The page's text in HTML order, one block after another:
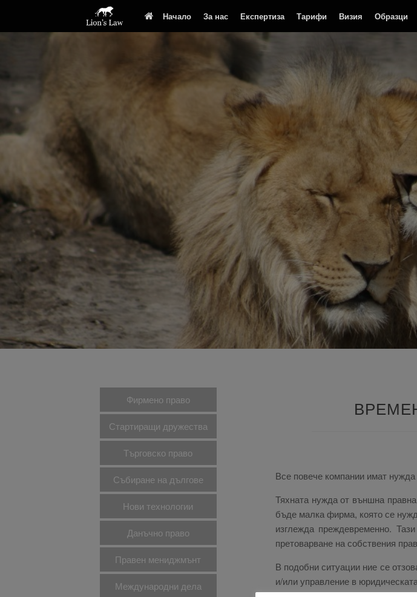
Начало За нас Експертиза Тарифи Визия Образци
Фирмено право
Стартиращи дружества
Търговско право
Събиране на дългове
Нови технологии
Данъчно право
Правен мениджмънт
Международни дела
Все повече компании имат
Тяхната нужда от външна
бъде малка фирма, която се
изглежда преждевременно.
претоварване на собствения
В подобни ситуации ние се
и/или управление в